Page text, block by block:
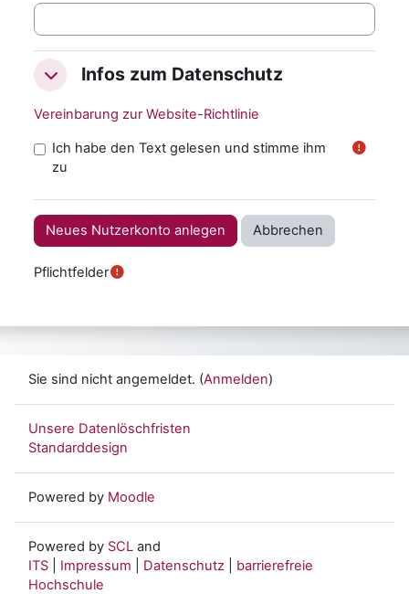
Infos zum Datenschutz
Infos zum Datenschutz
Infos zum Datenschutz
Vereinbarung zur Website-Richtlinie
Ich habe den Text gelesen und stimme ihm
zu
Pflichtfelder
Sie sind nicht angemeldet. (Anmelden)
Unsere Datenlöschfristen
Standarddesign
Powered by Moodle
Powered by SCL and
ITS
Impressum Datenschutz
barrierefreie
Hochschule